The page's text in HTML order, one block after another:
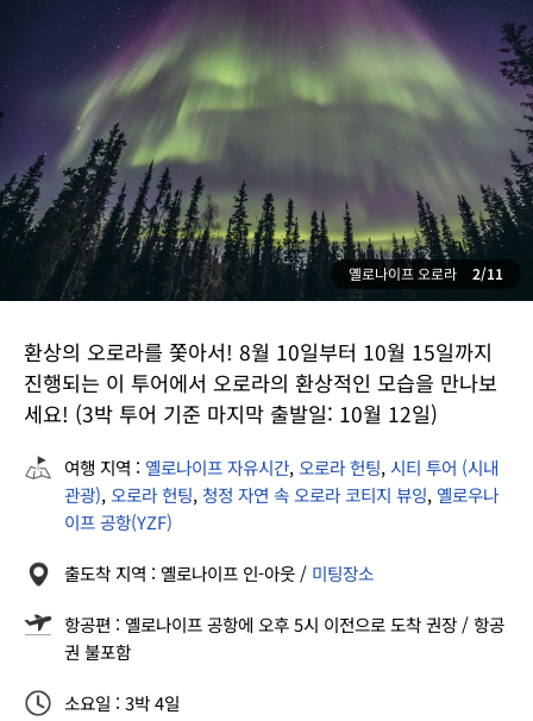
옐로나이프 오로라 2/11
환상의 오로라를 쫓아서! 8월 10일부터 10월 15일까지
진행되는 이 투어에서 오로라의 환상적인 모습을 만나보
세요! (3박 투어 기준 마지막 출발일: 10월 12일)
여행 지역 : 옐로나이프 자유시간, 오로라 헌팅, 시티 투어 (시내
관광), 오로라 헌팅, 청정 자연 속 오로라 코티지 뷰잉, 옐로우나
이프 공항(YZF)
출도착 지역 : 옐로나이프 인-아웃 / 미팅장소
항공편 : 옐로나이프 공항에 오후 5시 이전으로 도착 권장 / 항공
권 불포함
소요일 : 3박 4일